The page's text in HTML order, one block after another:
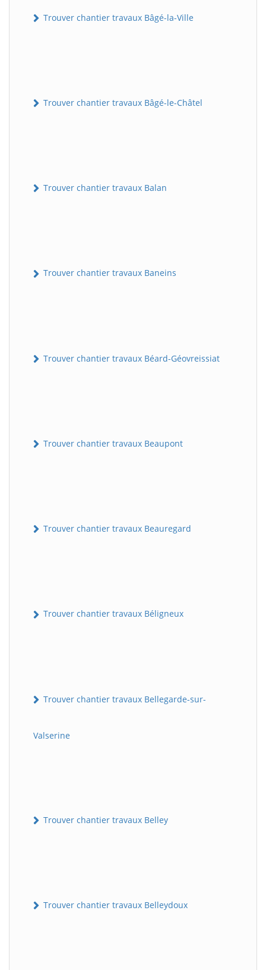
Trouver chantier travaux Bâgé-la-Ville
Trouver chantier travaux Bâgé-le-Châtel
Trouver chantier travaux Balan
Trouver chantier travaux Baneins
Trouver chantier travaux Béard-Géovreissiat
Trouver chantier travaux Beaupont
Trouver chantier travaux Beauregard
Trouver chantier travaux Béligneux
Trouver chantier travaux Bellegarde-sur-
Valserine
Trouver chantier travaux Belley
Trouver chantier travaux Belleydoux